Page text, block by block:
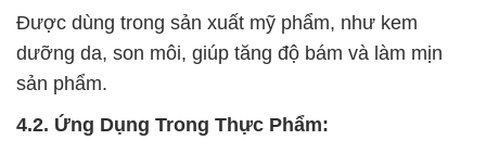
Được dùng trong sản xuất mỹ phẩm, như kem
dưỡng da, son môi, giúp tăng độ bám và làm mịn
sản phẩm.
4.2. Ứng Dụng Trong Thực Phẩm: